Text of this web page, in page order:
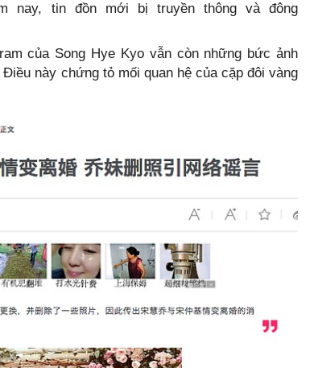
nay, tin đồn mới bị truyền thông và đông
của Song Hye Kyo vẫn còn những bức ảnh
này chứng tỏ mối quan hệ của cặp đôi vàng